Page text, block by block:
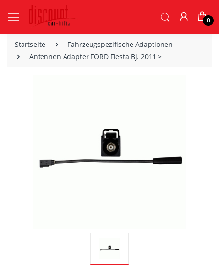
0
Startseite
Fahrzeugspezifische Adaptionen
Antennen Adapter FORD Fiesta Bj. 2011 >